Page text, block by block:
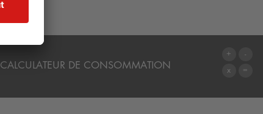
CALCULATEUR DE CONSOMMATION